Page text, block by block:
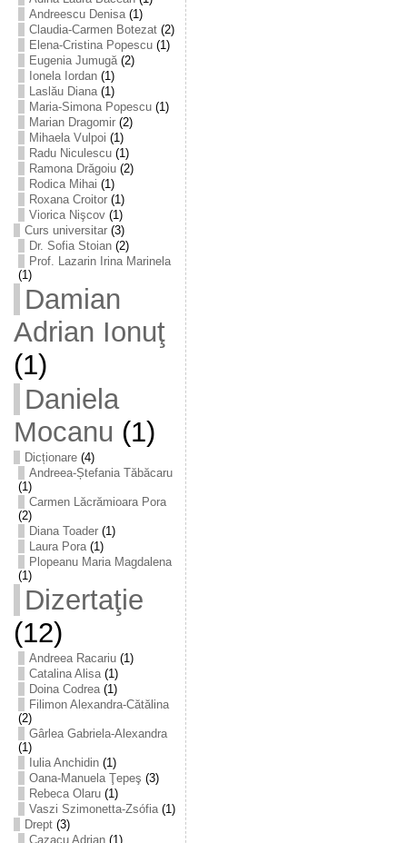
Andreescu Denisa(1)
Claudia-Carmen Botezat(2)
Elena-Cristina Popescu(1)
Eugenia Jumugă(2)
Ionela Iordan(1)
Laslău Diana(1)
Maria-Simona Popescu(1)
Marian Dragomir(2)
Mihaela Vulpoi (1)
Radu Niculescu(1)
Ramona Drăgoiu(2)
Rodica Mihai (1)
Roxana Croitor(1)
Viorica Nişcov(1)
Curs universitar(3)
Dr. Sofia Stoian(2)
Prof. Lazarin Irina Marinela
(1)
Damian
Adrian Ionuţ
(1)
Daniela
Mocanu (1)
Dicționare(4)
Andreea-Ștefania Tăbăcaru
(1)
Carmen Lăcrămioara Pora
(2)
Diana Toader(1)
Laura Pora(1)
Plopeanu Maria Magdalena
(1)
Dizertaţie
(12)
Andreea Racariu(1)
Catalina Alisa(1)
Doina Codrea(1)
Filimon Alexandra-Cătălina
(2)
Gârlea Gabriela-Alexandra
(1)
Iulia Anchidin(1)
Oana-Manuela Ţepeş (3)
Rebeca Olaru(1)
Vaszi Szimonetta-Zsófia(1)
Drept(3)
Cazacu Adrian(1)